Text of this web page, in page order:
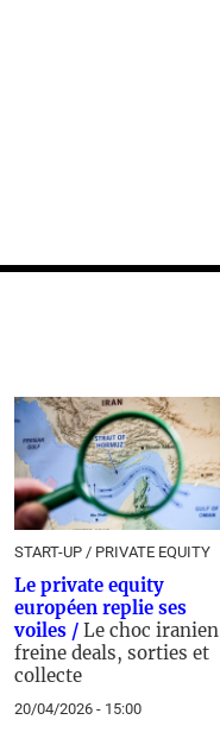
START-UP / PRIVATE EQUITY
Le private equity
européen replie ses
voiles / Le choc iranien
freine deals, sorties et
collecte
20/04/2026 - 15:00